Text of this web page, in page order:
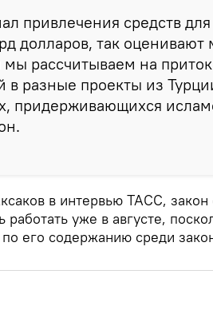
привлечения средств
долларов, так
рассчитываем на
в разные проекты из
придерживающихся
в интервью ТАСС,
работать уже в августе,
по его содержанию среди